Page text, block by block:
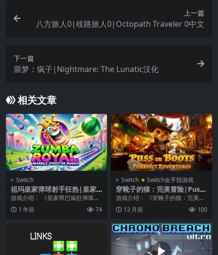
上一篇
八方旅人0|歧路旅人0|Octopath Traveler 0中文
下一篇
噩梦：疯子|Nightmare: The Lunatic汉化
相关文章
Switch
祖玛皇家弹球射手狂热|皇家
尊巴疯狂弹珠|Zumba Royal
游戏介绍： 《皇家尊巴疯狂弹珠》
令人兴奋的配色冒险！准备好在尊
巴皇家大理石射击狂...
1 年前 74
Switch Switch金手指游戏
穿靴子的猫：完美冒险|Puss i
n Boots: Purrfect Adventur
游戏介绍： 《穿靴子的猫：完美冒
险》加入《穿靴子的猫》这场惊心
动魄的冒险之旅，成...
12 月前 100